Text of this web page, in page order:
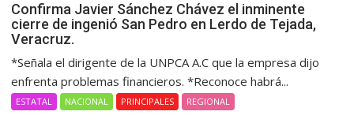
Confirma Javier Sánchez Chávez el inminente
cierre de ingenió San Pedro en Lerdo de Tejada,
Veracruz.
*Señala el dirigente de la UNPCA A.C que la empresa dijo
enfrenta problemas financieros. *Reconoce habrá...
ESTATAL NACIONAL PRINCIPALES REGIONAL